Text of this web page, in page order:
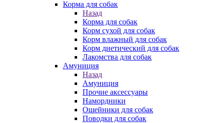
Корма для собак
Назад
Корма для собак
Корм сухой для собак
Корм влажный для собак
Корм диетический для собак
Лакомства для собак
Амуниция
Назад
Амуниция
Прочие аксессуары
Намордники
Ошейники для собак
Поводки для собак